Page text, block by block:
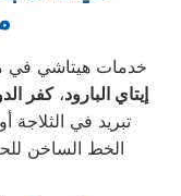
خدمات هيتاشي في
إيتاي البارود،كفر
تبريد في الثلاجة
الخط الساخن